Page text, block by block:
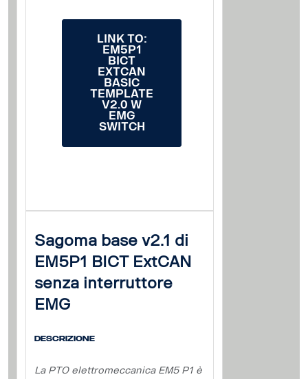
LINK TO:
EM5P1
BICT
EXTCAN
BASIC
TEMPLATE
V2.0 W
EMG
SWITCH
Sagoma base v2.1 di
EM5P1 BICT ExtCAN
senza interruttore
EMG
Descrizione
La PTO elettromeccanica EM5 P1 è